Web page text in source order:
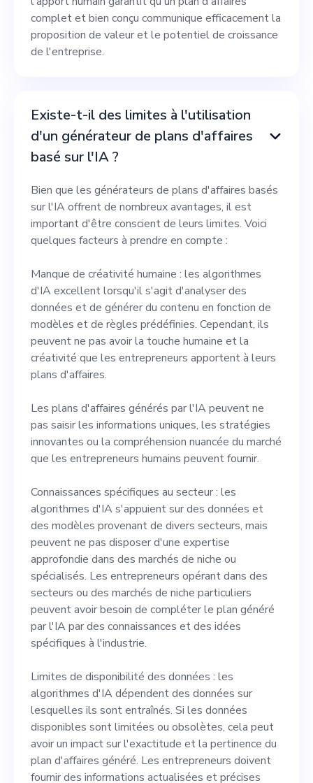
complet et bien conçu communique efficacement la
proposition de valeur et le potentiel de croissance
de l'entreprise.
Existe-t-il des limites à l'utilisation
d'un générateur de plans d'affaires
basé sur l'IA ?
Bien que les générateurs de plans d'affaires basés
sur l'IA offrent de nombreux avantages, il est
important d'être conscient de leurs limites. Voici
quelques facteurs à prendre en compte :
Manque de créativité humaine : les algorithmes
d'IA excellent lorsqu'il s'agit d'analyser des
données et de générer du contenu en fonction de
modèles et de règles prédéfinies. Cependant, ils
peuvent ne pas avoir la touche humaine et la
créativité que les entrepreneurs apportent à leurs
plans d'affaires.
Les plans d'affaires générés par l'IA peuvent ne
pas saisir les informations uniques, les stratégies
innovantes ou la compréhension nuancée du marché
que les entrepreneurs humains peuvent fournir.
Connaissances spécifiques au secteur : les
algorithmes d'IA s'appuient sur des données et
des modèles provenant de divers secteurs, mais
peuvent ne pas disposer d'une expertise
approfondie dans des marchés de niche ou
spécialisés. Les entrepreneurs opérant dans des
secteurs ou des marchés de niche particuliers
peuvent avoir besoin de compléter le plan généré
par l'IA par des connaissances et des idées
spécifiques à l'industrie.
Limites de disponibilité des données : les
algorithmes d'IA dépendent des données sur
lesquelles ils sont entraînés. Si les données
disponibles sont limitées ou obsolètes, cela peut
avoir un impact sur l'exactitude et la pertinence du
plan d'affaires généré. Les entrepreneurs doivent
fournir des informations actualisées et précises